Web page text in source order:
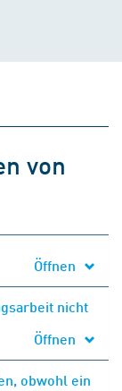
von
Öffnen
nicht
Öffnen
obwohl ein